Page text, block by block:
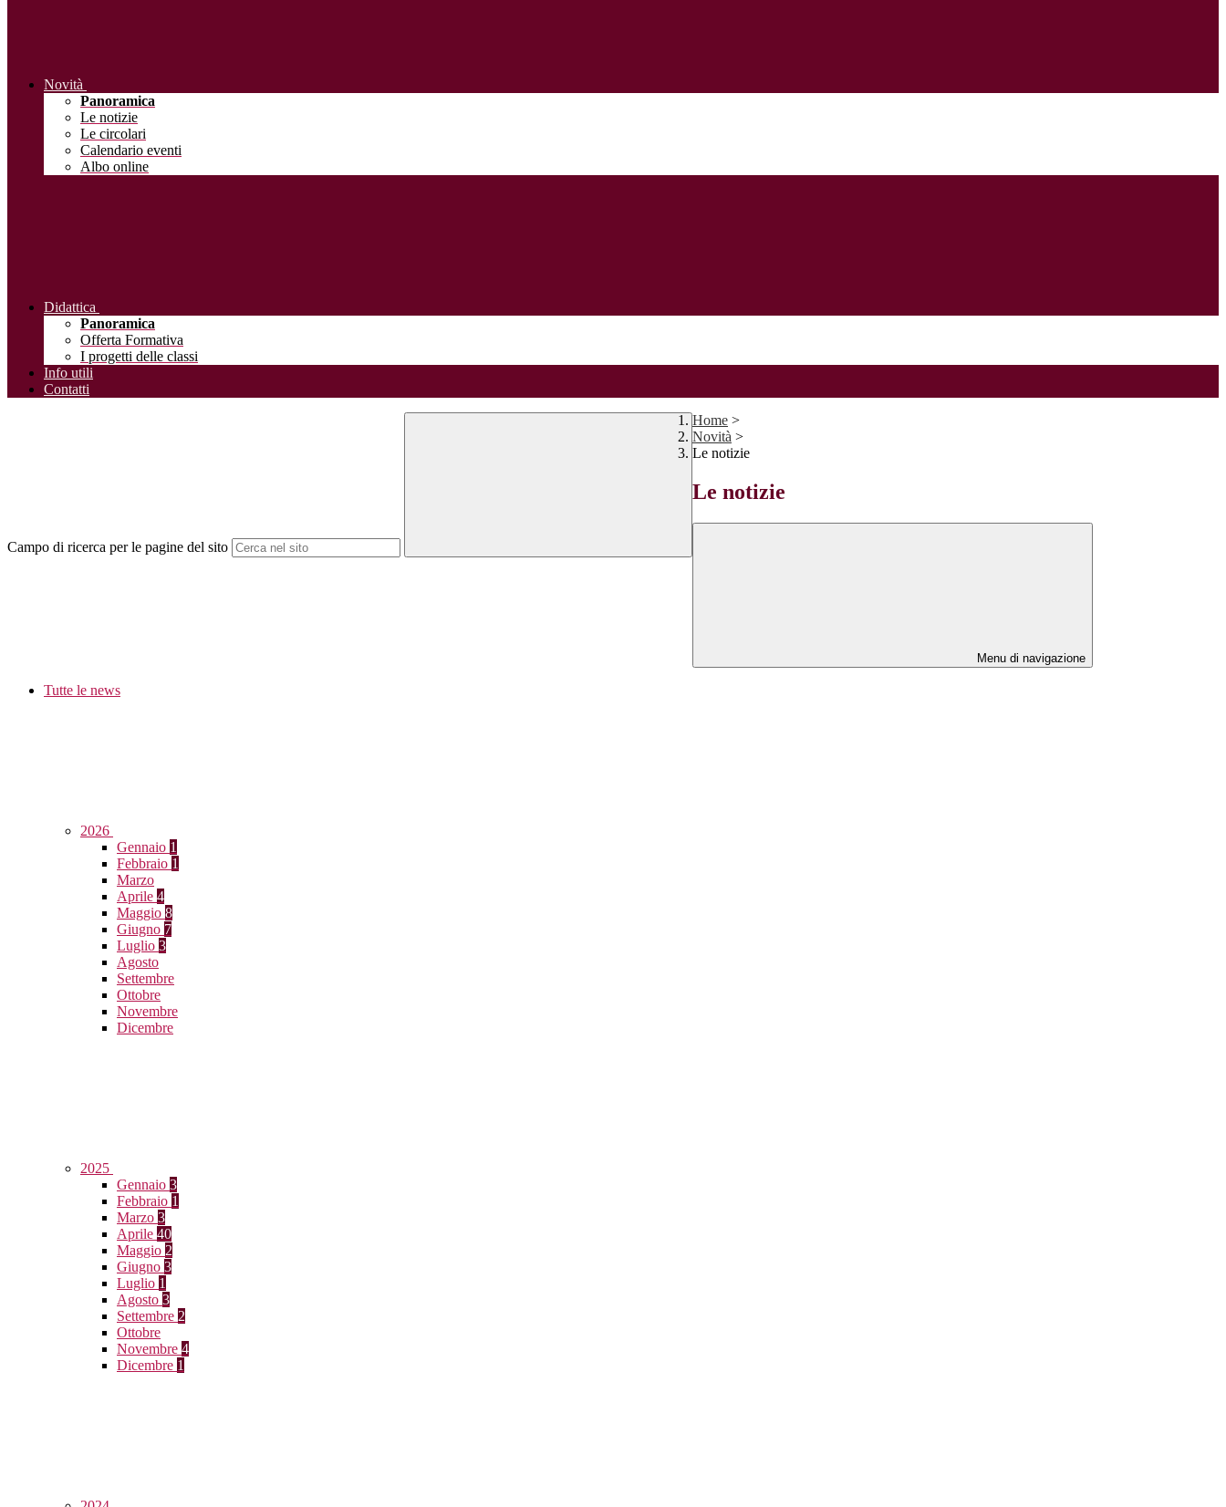
Novità
Panoramica
Le notizie
Le circolari
Calendario eventi
Albo online
Didattica
Panoramica
Offerta Formativa
I progetti delle classi
Info utili
Contatti
Campo di ricerca per le pagine del sito
Home >
Novità >
Le notizie
Le notizie
Menu di navigazione
Tutte le news
2026
Gennaio 1
Febbraio 1
Marzo
Aprile 4
Maggio 8
Giugno 7
Luglio 3
Agosto
Settembre
Ottobre
Novembre
Dicembre
2025
Gennaio 3
Febbraio 1
Marzo 3
Aprile 40
Maggio 2
Giugno 3
Luglio 1
Agosto 3
Settembre 2
Ottobre
Novembre 4
Dicembre 1